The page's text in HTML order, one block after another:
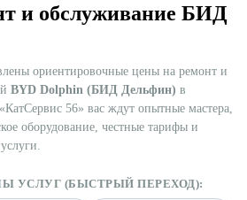
и обслуживание БИД
ориентировочные цены на ремонт и
BYD Dolphin (БИД Дельфин) в
56» вас ждут опытные мастера,
оборудование, честные тарифы и
УСЛУГ (БЫСТРЫЙ ПЕРЕХОД):